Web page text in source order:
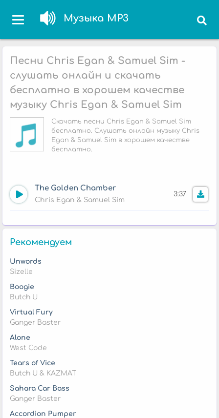
Музыка MP3
Песни Chris Egan & Samuel Sim -
слушать онлайн и скачать
бесплатно в хорошем качестве
музыку Chris Egan & Samuel Sim
Скачать песни Chris Egan & Samuel Sim
бесплатно. Слушать онлайн музыку Chris
Egan & Samuel Sim в хорошем качестве
бесплатно.
The Golden Chamber
Chris Egan & Samuel Sim
3:37
Рекомендуем
Unwords
Sizelle
Boogie
Butch U
Virtual Fury
Ganger Baster
Alone
West Code
Tears of Vice
Butch U & KAZMAT
Sahara Car Bass
Ganger Baster
Accordion Pumper